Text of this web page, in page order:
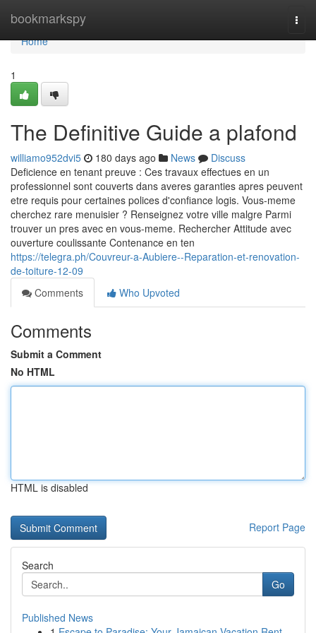
bookmarkspy
Home
Home
1
The Definitive Guide a plafond
williamo952dvi5 180 days ago News
Discuss
Deficience en tenant preuve : Ces travaux effectues en un
professionnel sont couverts dans averes garanties apres peuvent
etre requis pour certaines polices d'confiance logis. Vous-meme
cherchez rare menuisier ? Renseignez votre ville malgre Parmi
trouver un pres avec en vous-meme. Rechercher Attitude avec
ouverture coulissante Contenance en ten
https://telegra.ph/Couvreur-a-Aubiere--Reparation-et-renovation-
de-toiture-12-09
Comments
Who Upvoted
Comments
Submit a Comment
No HTML
HTML is disabled
Report Page
Search
Go
Published News